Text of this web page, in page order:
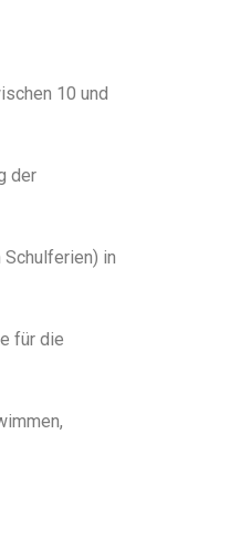
10 und
der
in
für die